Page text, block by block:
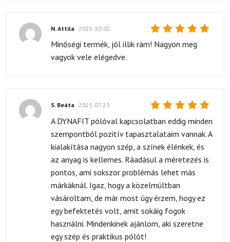
Értékelés:
/ 5
N. Attila 2025.10.02.
Minőségi termék, jól illik rám! Nagyon meg
vagyok vele elégedve.
Értékelés:
S. Beáta 2025.07.23.
A DYNAFIT pólóval kapcsolatban eddig minden
szempontból pozitív tapasztalataim vannak. A
kialakítása nagyon szép, a színek élénkek, és
az anyag is kellemes. Ráadásul a méretezés is
pontos, ami sokszor problémás lehet más
márkáknál. Igaz, hogy a közelmúltban
vásároltam, de már most úgy érzem, hogy ez
egy befektetés volt, amit sokáig fogok
használni. Mindenkinek ajánlom, aki szeretne
egy szép és praktikus pólót!